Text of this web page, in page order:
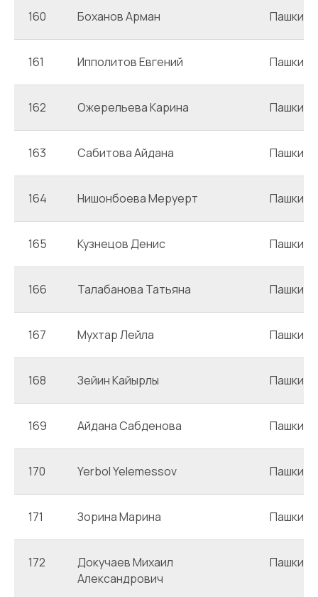
160 Боханов Арман Пашкин
161 Ипполитов Евгений Пашкин
162 Ожерельева Карина Пашкин
163 Сабитова Айдана Пашкин
164 Нишонбоева Меруерт Пашкин
165 Кузнецов Денис Пашкин
166 Талабанова Татьяна Пашкин
167 Мухтар Лейла Пашкин
168 Зейин Кайырлы Пашкин
169 Айдана Сабденова Пашкин
170 Yerbol Yelemessov Пашкин
171 Зорина Марина Пашкин
172
Докучаев Михаил
Александрович
Пашкин